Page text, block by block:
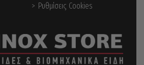
Ρυθμίσεις Cookies